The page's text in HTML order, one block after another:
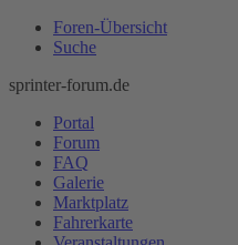
Foren-Übersicht
Suche
sprinter-forum.de
Portal
Forum
FAQ
Galerie
Marktplatz
Fahrerkarte